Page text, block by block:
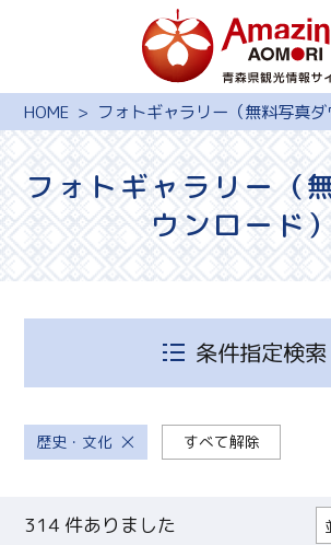
HOME フォトギャラリー（無料写真ダ
フォトギャラリー（
ウンロード
条件指定検索
歴史・文化 すべて解除
314 件ありました